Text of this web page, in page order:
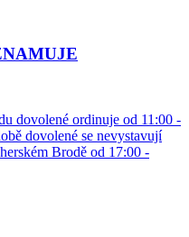
dovolené ordinuje od 11:00 -
dovolené se nevystavují
Brodě od 17:00 -